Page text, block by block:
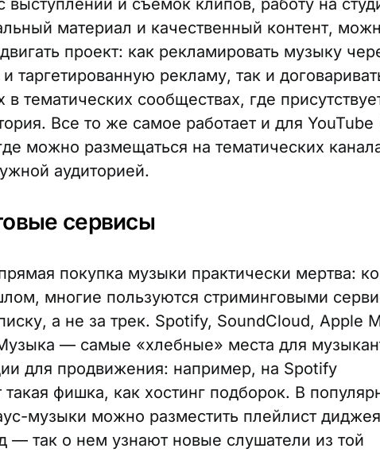
выступлений и съемок клипов, работу на
материал и качественный контент,
проект: как рекламировать музыку
таргетированную рекламу, так и
тематических сообществах, где
Все то же самое работает и для
можно размещаться на тематических
аудиторией.
сервисы
покупка музыки практически мертва:
многие пользуются стриминговыми
а не за трек. Spotify, SoundCloud, Apple
— самые «хлебные» места для
для продвижения: например, на Spotify
такая фишка, как хостинг подборок. В
музыки можно разместить плейлист
— так о нем узнают новые слушатели из той